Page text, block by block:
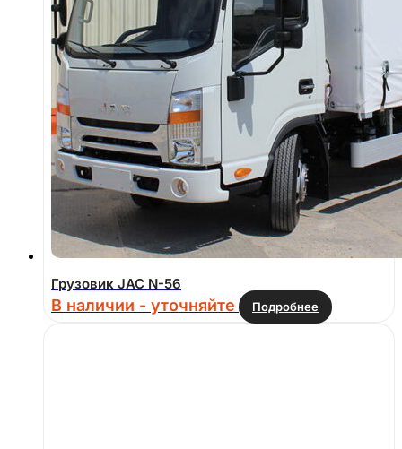
Грузовик JAC N-56
В наличии - уточняйте Подробнее